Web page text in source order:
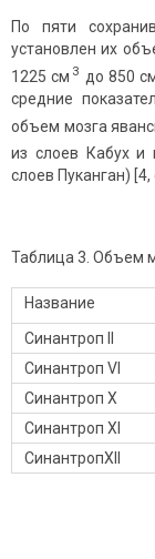
По пяти
установлен их
1225 см 3 до 850
средние
объем мозга
из слоев Кабух и
слоев Пуканган) [4,
Таблица 3. Объем
Название
Синантроп II
Синантроп VI
Синантроп X
Синантроп XI
СинантропXII